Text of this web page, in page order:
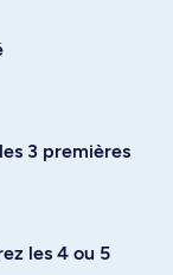
3 premières
les 4 ou 5